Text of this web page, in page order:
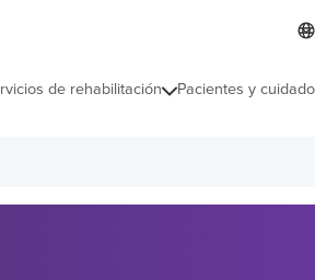
de
I
d
o
e
de rehabilitación Pacientes y